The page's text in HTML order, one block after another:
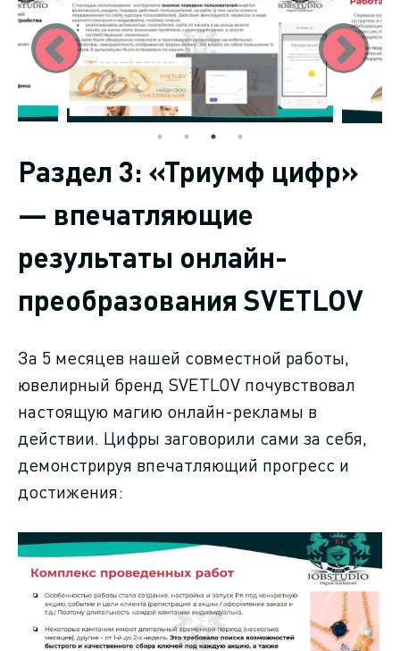
Раздел 3: «Триумф цифр»
— впечатляющие
результаты онлайн-
преобразования SVETLOV
За 5 месяцев нашей совместной работы,
ювелирный бренд SVETLOV почувствовал
настоящую магию онлайн-рекламы в
действии. Цифры заговорили сами за себя,
демонстрируя впечатляющий прогресс и
достижения: